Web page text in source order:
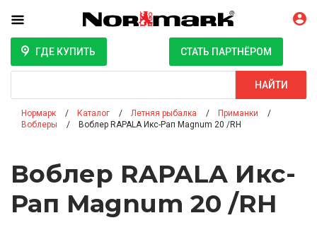
ГДЕ КУПИТЬ СТАТЬ ПАРТНЁРОМ
НАЙТИ
Нормарк Каталог Летняя рыбалка
Приманки
Воблеры
Воблер RAPALA Икс-Рап Magnum 20 /RH
Воблер RAPALA Икс-
Рап Magnum 20 /RH